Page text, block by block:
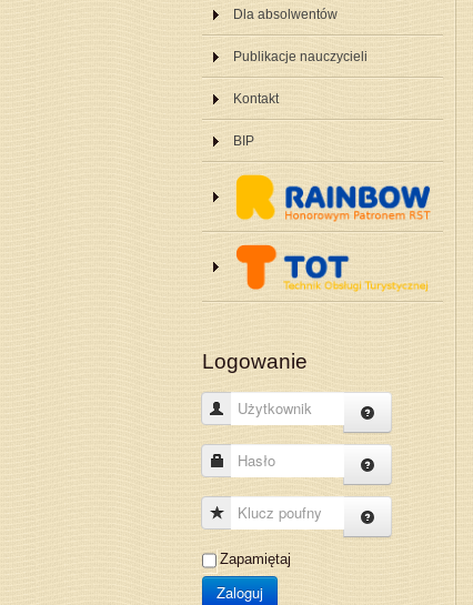
Dla absolwentów
Publikacje nauczycieli
Kontakt
BIP
Logowanie
Użytkownik
Hasło
Klucz poufny
Zapamiętaj
Zaloguj